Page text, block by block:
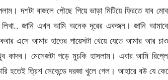
দশটা বাজলে পৌছে গিয়ে ভাড়া মিটিয়ে ফিরতে
জানি এখন আমি অনেক দূরের একজন। জানি
এসে আমার হাতের পায়েসটা খেয়ে যেতে আমার আর
মেসেজটা পড়ে মুচকি হাসলাম। এবার আমি রিপ্লে
হতেই ত্রিশ সেকেন্ডে দরজা খুলে গেল। আহারে বউ যে